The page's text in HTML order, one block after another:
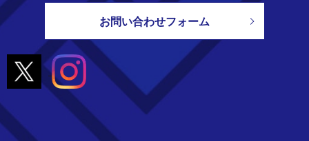
お問い合わせフォーム